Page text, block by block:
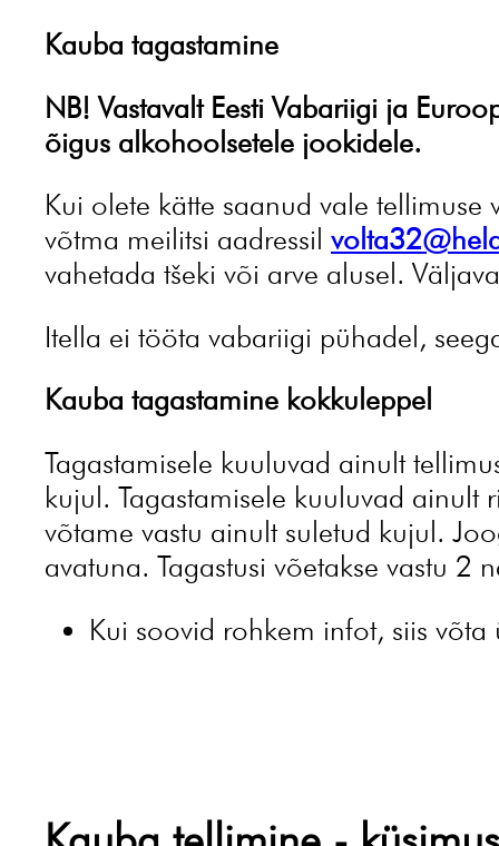
Kauba tagastamine
NB! Vastavalt Eesti Vabariigi ja
õigus alkohoolsetele jookidele.
Kui olete kätte saanud vale
võtma meilitsi aadressil
vahetada tšeki või arve alusel.
Itella ei tööta vabariigi pühadel,
Kauba tagastamine kokkuleppel
Tagastamisele kuuluvad ainult
kujul. Tagastamisele kuuluvad
võtame vastu ainult suletud kujul.
avatuna. Tagastusi võetakse vastu 2
Kui soovid rohkem infot, siis